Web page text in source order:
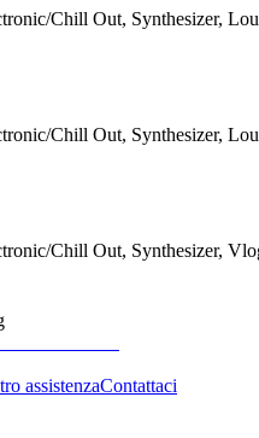
Chill Out, Synthesizer,
Chill Out, Synthesizer,
Chill Out, Synthesizer,
assistenzaContattaci